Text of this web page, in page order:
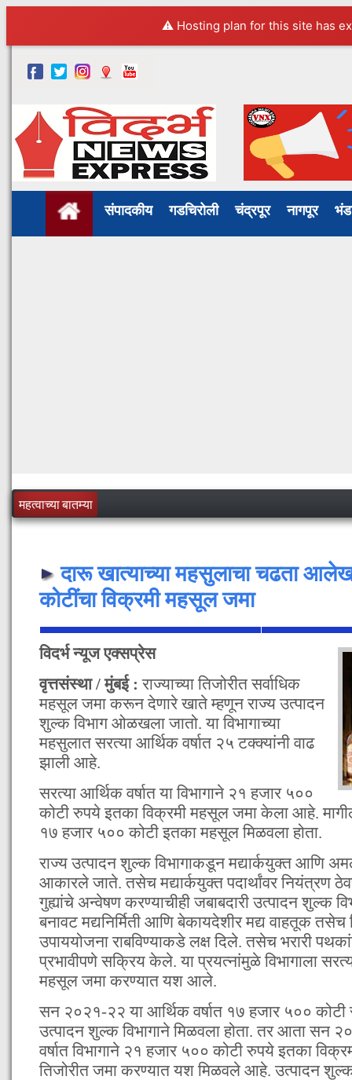
⚠️ Hosting plan for this site has
संपादकीय गडचिरोली चंद्रपूर नागपूर
महत्वाच्या बातम्या
दारू खात्याच्या महसुलाचा चढता
कोटींचा विक्रमी महसूल जमा
विदर्भ न्यूज एक्सप्रेस
वृत्तसंस्था / मुंबई :राज्याच्या तिजोरीत सर्वाधिक
महसूल जमा करून देणारे खाते म्हणून राज्य उत्पादन
शुल्क विभाग ओळखला जातो. या विभागाच्या
महसुलात सरत्या आर्थिक वर्षात २५ टक्क्यांनी वाढ
झाली आहे.
सरत्या आर्थिक वर्षात या विभागाने २१ हजार ५००
कोटी रुपये इतका विक्रमी महसूल जमा केला आहे. मागील
१७ हजार ५०० कोटी इतका महसूल मिळवला होता.
राज्य उत्पादन शुल्क विभागाकडून मद्यार्कयुक्त आणि
आकारले जाते. तसेच मद्यार्कयुक्त पदार्थांवर नियंत्रण
गुह्यांचे अन्वेषण करण्याचीही जबाबदारी उत्पादन शुल्क
बनावट मद्यनिर्मिती आणि बेकायदेशीर मद्य वाहतूक तसेच
उपाययोजना राबविण्याकडे लक्ष दिले. तसेच भरारी
प्रभावीपणे सक्रिय केले. या प्रयत्नांमुळे विभागाला
महसूल जमा करण्यात यश आले.
सन २०२१-२२ या आर्थिक वर्षात १७ हजार ५००
उत्पादन शुल्क विभागाने मिळवला होता. तर आता सन
वर्षात विभागाने २१ हजार ५०० कोटी रुपये इतका
तिजोरीत जमा करण्यात यश मिळवले आहे. उत्पादन शुल्क